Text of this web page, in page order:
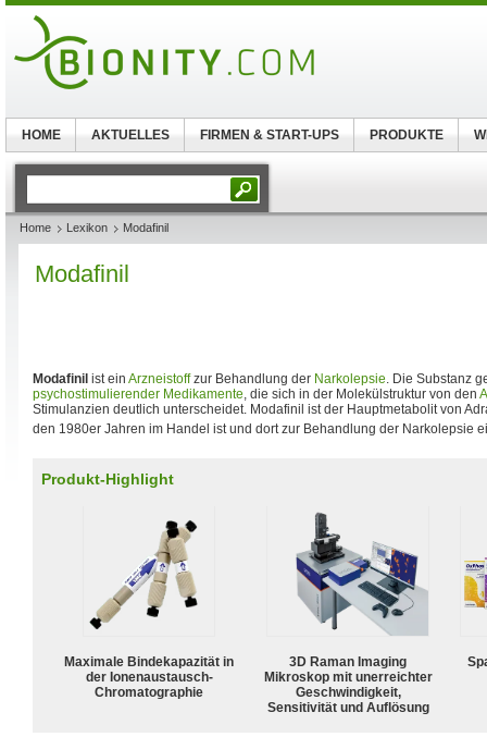
Home Lexikon Modafinil
Modafinil
Modafinil ist ein Arzneistoffzur Behandlung der Narkolepsie. Die Substanz
psychostimulierender Medikamente, die sich in der Molekülstruktur von den
Stimulanzien deutlich unterscheidet. Modafinil ist der Hauptmetabolit von
den 1980er Jahren im Handel ist und dort zur Behandlung der Narkolepsie
Produkt-Highlight
Maximale Bindekapazität in
der Ionenaustausch-
Chromatographie
3D Raman Imaging
Mikroskop mit unerreichter
Geschwindigkeit,
Sensitivität und Auflösung
HOME AKTUELLES FIRMEN & START-UPS PRODUKTE